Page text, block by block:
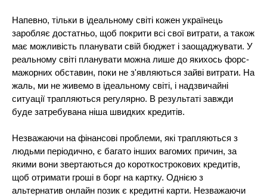
Напевно, тільки в ідеальному світі кожен українець
заробляє достатньо, щоб покрити всі свої витрати, а також
має можливість планувати свій бюджет і заощаджувати. У
реальному світі планувати можна лише до якихось форс-
мажорних обставин, поки не з'являються зайві витрати. На
жаль, ми не живемо в ідеальному світі, і надзвичайні
ситуації трапляються регулярно. В результаті завжди
буде затребувана ніша швидких кредитів.
Незважаючи на фінансові проблеми, які трапляються з
людьми періодично, є багато інших вагомих причин, за
якими вони звертаються до короткострокових кредитів,
щоб отримати гроші в борг на картку. Однією з
альтернатив онлайн позик є кредитні карти. Незважаючи